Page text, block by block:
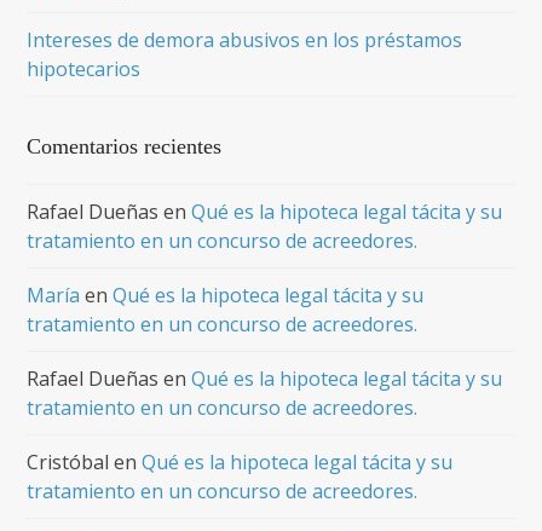
Intereses de demora abusivos en los préstamos
hipotecarios
Comentarios recientes
Rafael Dueñas enQué es la hipoteca legal tácita y su
tratamiento en un concurso de acreedores.
María enQué es la hipoteca legal tácita y su
tratamiento en un concurso de acreedores.
Rafael Dueñas enQué es la hipoteca legal tácita y su
tratamiento en un concurso de acreedores.
Cristóbal enQué es la hipoteca legal tácita y su
tratamiento en un concurso de acreedores.